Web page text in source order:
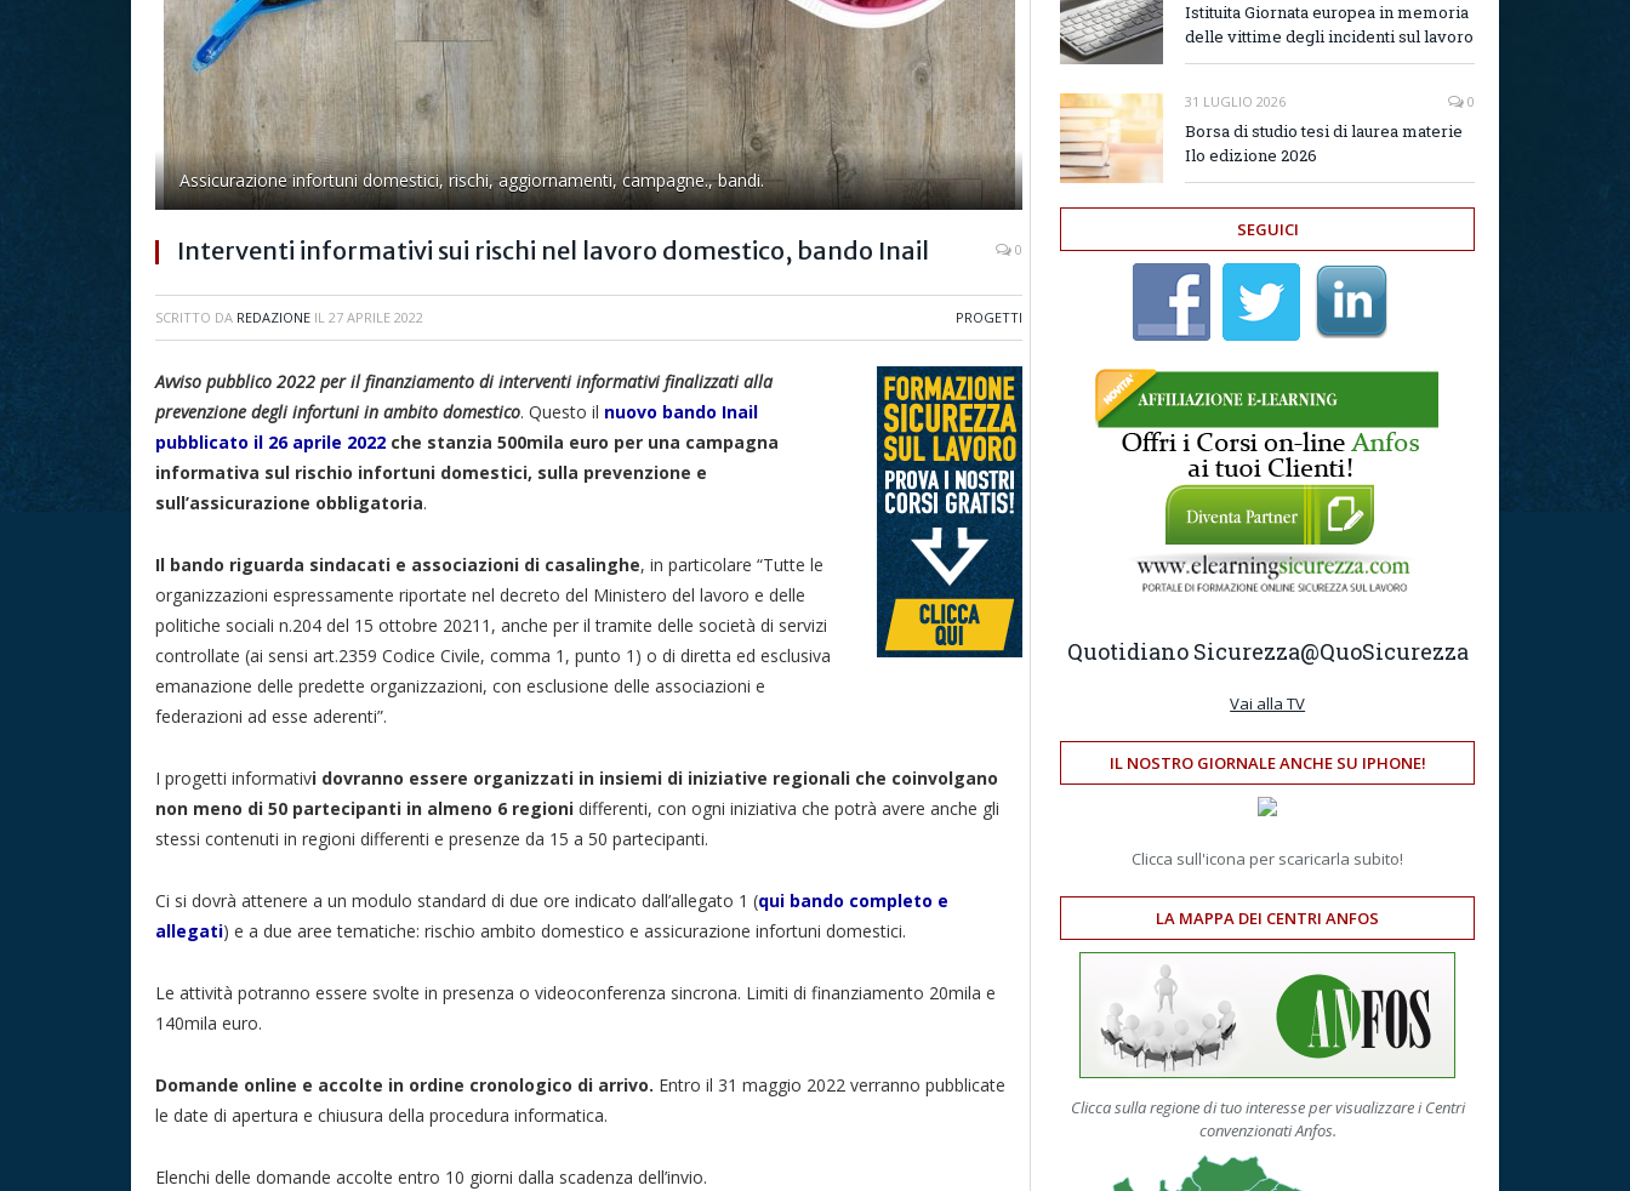
Assicurazione infortuni domestici, rischi, aggiornamenti, campagne., bandi.
Interventi informativi sui rischi nel lavoro domestico, bando Inail 0
SCRITTO DA REDAZIONE IL 27 APRILE 2022 PROGETTI
Avviso pubblico 2022 per il finanziamento di interventi informativi finalizzati alla
prevenzione degli infortuni in ambito domestico. Questo il nuovo bando Inail
pubblicato il 26 aprile 2022 che stanzia 500mila euro per una campagna
informativa sul rischio infortuni domestici, sulla prevenzione e
sull’assicurazione obbligatoria.
Il bando riguarda sindacati e associazioni di casalinghe, in particolare “Tutte le
organizzazioni espressamente riportate nel decreto del Ministero del lavoro e delle
politiche sociali n.204 del 15 ottobre 20211, anche per il tramite delle società di servizi
controllate (ai sensi art.2359 Codice Civile, comma 1, punto 1) o di diretta ed esclusiva
emanazione delle predette organizzazioni, con esclusione delle associazioni e
federazioni ad esse aderenti”.
I progetti informativi dovranno essere organizzati in insiemi di iniziative regionali che coinvolgano
non meno di 50 partecipanti in almeno 6 regioni differenti, con ogni iniziativa che potrà avere anche gli
stessi contenuti in regioni differenti e presenze da 15 a 50 partecipanti.
Ci si dovrà attenere a un modulo standard di due ore indicato dall’allegato 1 (qui bando completo e
allegati) e a due aree tematiche: rischio ambito domestico e assicurazione infortuni domestici.
Le attività potranno essere svolte in presenza o videoconferenza sincrona. Limiti di finanziamento 20mila e
140mila euro.
Domande online e accolte in ordine cronologico di arrivo. Entro il 31 maggio 2022 verranno pubblicate
le date di apertura e chiusura della procedura informatica.
Elenchi delle domande accolte entro 10 giorni dalla scadenza dell’invio.
Istituita Giornata europea in memoria
delle vittime degli incidenti sul lavoro
31 LUGLIO 2026 0
Borsa di studio tesi di laurea materie
Ilo edizione 2026
SEGUICI
Quotidiano Sicurezza@QuoSicurezza
Vai alla TV
IL NOSTRO GIORNALE ANCHE SU IPHONE!
Clicca sull'icona per scaricarla subito!
LA MAPPA DEI CENTRI ANFOS
Clicca sulla regione di tuo interesse per visualizzare i Centri
convenzionati Anfos.